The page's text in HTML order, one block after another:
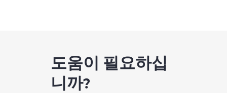
도움이 필요하십
니까?